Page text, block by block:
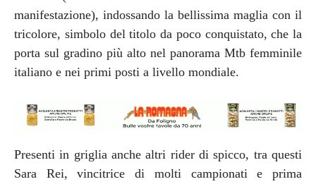
manifestazione), indossando la bellissima maglia con il
tricolore, simbolo del titolo da poco conquistato, che la
porta sul gradino più alto nel panorama Mtb femminile
italiano e nei primi posti a livello mondiale.
Presenti in griglia anche altri rider di spicco, tra questi
Sara Rei, vincitrice di molti campionati e prima